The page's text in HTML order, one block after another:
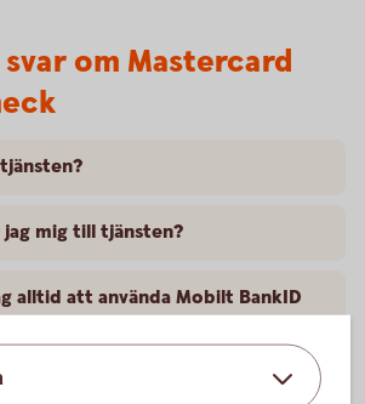
om Mastercard
mig till tjänsten?
alltid att använda Mobilt BankID
är ansluta till tjänsten?